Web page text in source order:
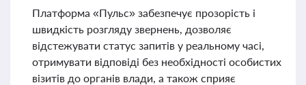
Платформа «Пульс» забезпечує прозорість і
швидкість розгляду звернень, дозволяє
відстежувати статус запитів у реальному часі,
отримувати відповіді без необхідності особистих
візитів до органів влади, а також сприяє